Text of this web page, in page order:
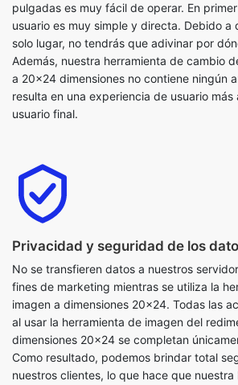
pulgadas es muy fácil de operar. En
usuario es muy simple y directa. Debido a
solo lugar, no tendrás que adivinar por
Además, nuestra herramienta de cambio
a 20x24 dimensiones no contiene ningún
resulta en una experiencia de usuario
usuario final.
Privacidad y seguridad de los
No se transfieren datos a nuestros
fines de marketing mientras se utiliza la
imagen a dimensiones 20x24. Todas las
al usar la herramienta de imagen del
dimensiones 20x24 se completan
Como resultado, podemos brindar total
nuestros clientes, lo que hace que